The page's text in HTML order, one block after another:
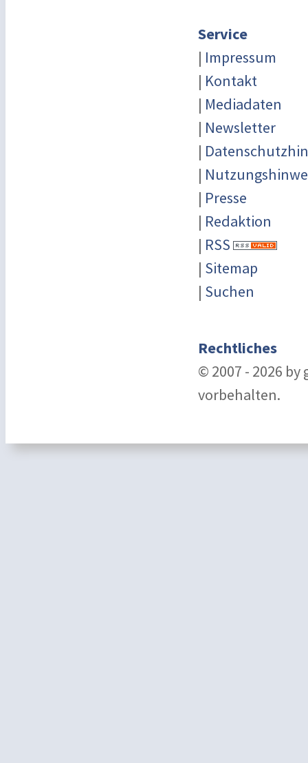
Service
| Impressum
| Kontakt
| Mediadaten
| Newsletter
|
|
| Presse
| Redaktion
| RSS
| Sitemap
| Suchen
Rechtliches
© 2007 - 2026
vorbehalten.